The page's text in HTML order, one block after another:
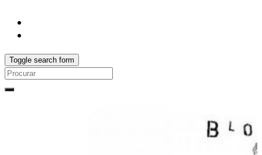
Toggle search form
Search